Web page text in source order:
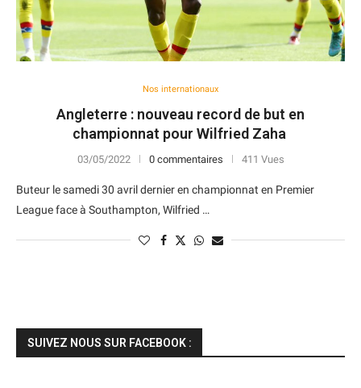
Nos internationaux
Angleterre : nouveau record de but en
championnat pour Wilfried Zaha
03/05/2022 0 commentaires 411 Vues
Buteur le samedi 30 avril dernier en championnat en Premier
League face à Southampton, Wilfried …
SUIVEZ NOUS SUR FACEBOOK :